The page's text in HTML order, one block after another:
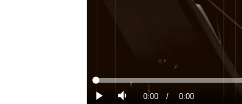
PredvajajTiho Current
0:00 / Duration
0:00
Loaded:
0%